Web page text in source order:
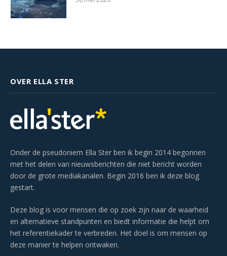
OVER ELLA STER
Onder de pseudoniem Ella Ster ben ik begin 2014 begonnen
met het delen van nieuwsberichten die niet bericht worden
door de grote mediakanalen. Begin 2016 ben ik deze blog
gestart.
Deze blog is voor mensen die op zoek zijn naar de waarheid
en alternatieve standpunten en biedt informatie die helpt om
het referentiekader te verbreden. Het doel is om mensen op
deze manier te helpen ontwaken.